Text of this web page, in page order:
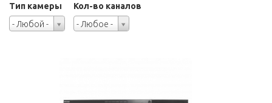
Тип камеры
- Любой -
Тип
камеры
Кол-во каналов
- Любое -
Кол-
во